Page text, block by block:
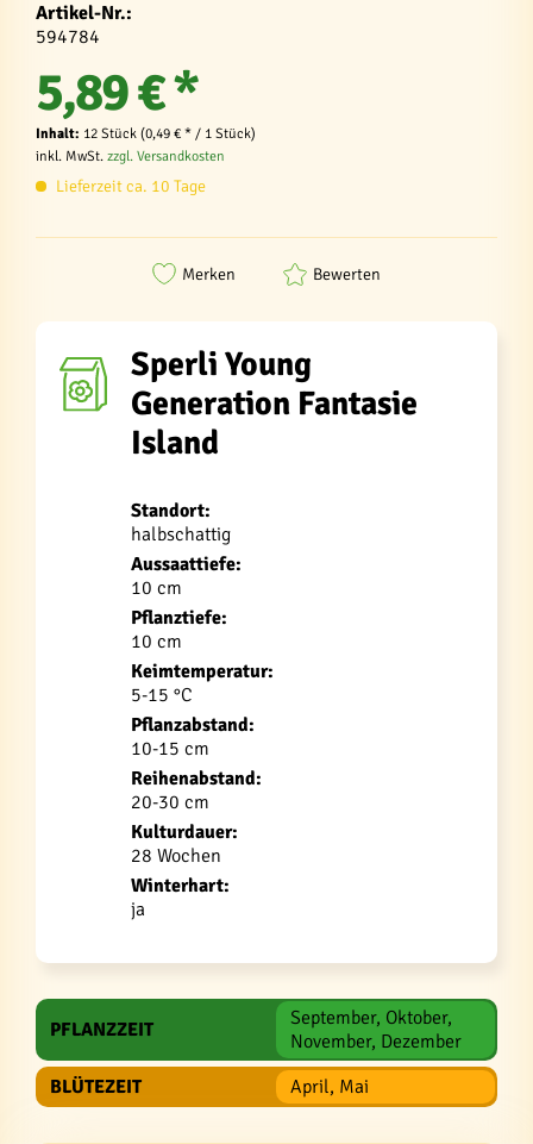
Artikel-Nr.:
594784
5,89 € *
Inhalt: 12 Stück (0,49 € * / 1 Stück)
inkl. MwSt. zzgl. Versandkosten
Lieferzeit ca. 10 Tage
Merken Bewerten
Sperli Young
Generation Fantasie
Island
Standort:
halbschattig
Aussaattiefe:
10 cm
Pflanztiefe:
10 cm
Keimtemperatur:
5-15 °C
Pflanzabstand:
10-15 cm
Reihenabstand:
20-30 cm
Kulturdauer:
28 Wochen
Winterhart:
ja
PFLANZZEIT
September, Oktober,
November, Dezember
BLÜTEZEIT
April, Mai